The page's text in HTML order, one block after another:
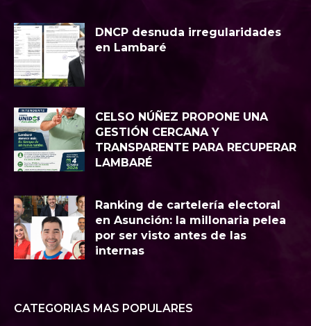
DNCP desnuda irregularidades
en Lambaré
CELSO NÚÑEZ PROPONE UNA
GESTIÓN CERCANA Y
TRANSPARENTE PARA RECUPERAR
LAMBARÉ
Ranking de cartelería electoral
en Asunción: la millonaria pelea
por ser visto antes de las
internas
CATEGORIAS MAS POPULARES